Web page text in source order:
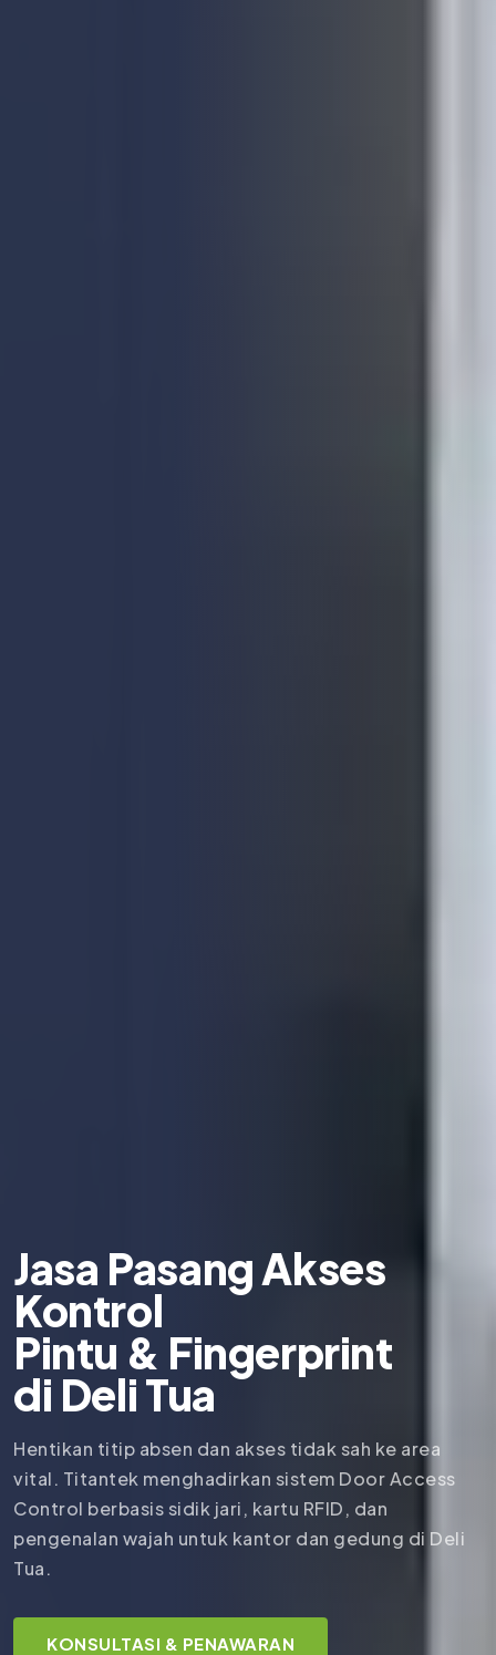
Jasa Pasang Akses
Kontrol
Pintu & Fingerprint
di Deli Tua
Hentikan titip absen dan akses tidak sah ke area
vital. Titantek menghadirkan sistem Door Access
Control berbasis sidik jari, kartu RFID, dan
pengenalan wajah untuk kantor dan gedung di Deli
Tua.
KONSULTASI & PENAWARAN